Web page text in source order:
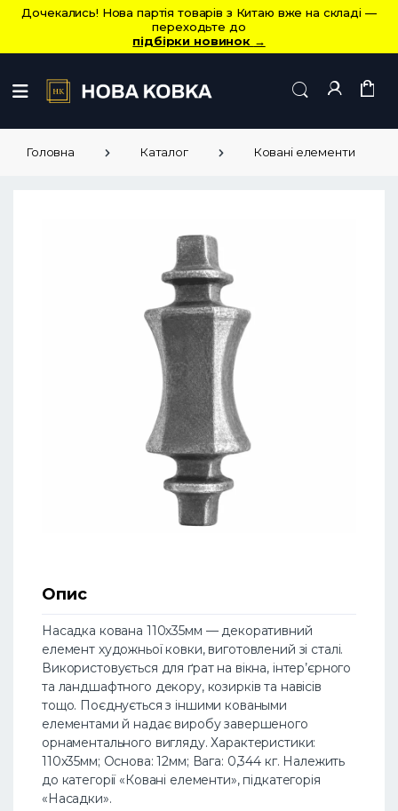
Дочекались! Нова партія товарів з Китаю вже на складі —
переходьте до
підбірки новинок →
Головна Каталог Ковані елементи
Опис
Насадка кована 110х35мм — декоративний
елемент художньої ковки, виготовлений зі сталі.
Використовується для ґрат на вікна, інтер’єрного
та ландшафтного декору, козирків та навісів
тощо. Поєднується з іншими коваными
елементами й надає виробу завершеного
орнаментального вигляду. Характеристики:
110х35мм; Основа: 12мм; Вага: 0,344 кг. Належить
до категорії «Ковані елементи», підкатегорія
«Насадки».